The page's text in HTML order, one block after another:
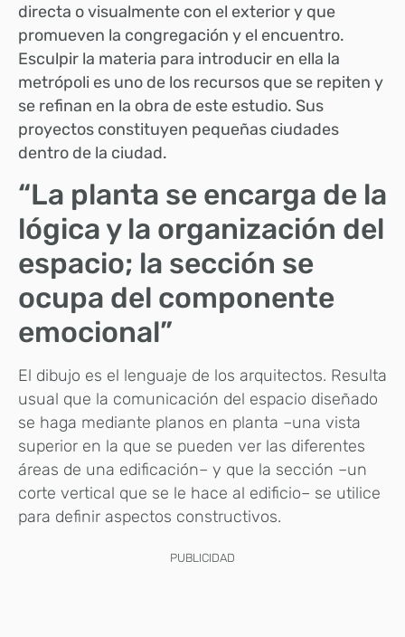
directa o visualmente con el exterior y que
promueven la congregación y el encuentro.
Esculpir la materia para introducir en ella la
metrópoli es uno de los recursos que se repiten y
se refinan en la obra de este estudio. Sus
proyectos constituyen pequeñas ciudades
dentro de la ciudad.
“La planta se encarga de la
lógica y la organización del
espacio; la sección se
ocupa del componente
emocional”
El dibujo es el lenguaje de los arquitectos. Resulta
usual que la comunicación del espacio diseñado
se haga mediante planos en planta –una vista
superior en la que se pueden ver las diferentes
áreas de una edificación– y que la sección –un
corte vertical que se le hace al edificio– se utilice
para definir aspectos constructivos.
PUBLICIDAD